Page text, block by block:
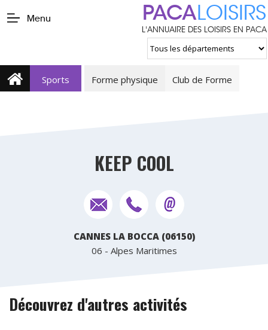
Menu PACALOISIRS
L'ANNUAIRE DES LOISIRS EN PACA
Sports Forme physique Club de Forme
KEEP COOL
CANNES LA BOCCA (06150)
06 - Alpes Maritimes
Découvrez d'autres activités